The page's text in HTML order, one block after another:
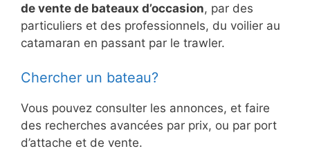
de vente de bateaux d’occasion, par des
particuliers et des professionnels, du voilier au
catamaran en passant par le trawler.
Chercher un bateau?
Vous pouvez consulter les annonces, et faire
des recherches avancées par prix, ou par port
d’attache et de vente.